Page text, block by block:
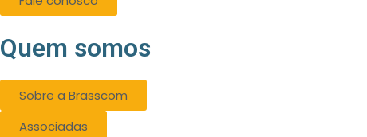
Quem somos
Sobre a Brasscom
Associadas